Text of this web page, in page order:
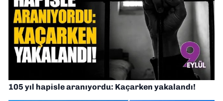
105 yıl hapisle aranıyordu: Kaçarken yakalandı!